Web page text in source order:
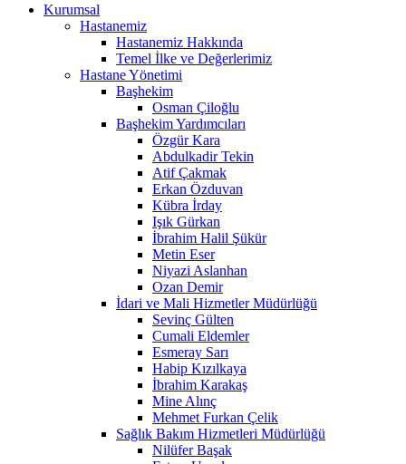
Kurumsal
Hastanemiz
Hastanemiz Hakkında
Temel İlke ve Değerlerimiz
Hastane Yönetimi
Başhekim
Osman Çiloğlu
Başhekim Yardımcıları
Özgür Kara
Abdulkadir Tekin
Atif Çakmak
Erkan Özduvan
Kübra İrday
Işık Gürkan
İbrahim Halil Şükür
Metin Eser
Niyazi Aslanhan
Ozan Demir
İdari ve Mali Hizmetler Müdürlüğü
Sevinç Gülten
Cumali Eldemler
Esmeray Sarı
Habip Kızılkaya
İbrahim Karakaş
Mine Alınç
Mehmet Furkan Çelik
Sağlık Bakım Hizmetleri Müdürlüğü
Nilüfer Başak